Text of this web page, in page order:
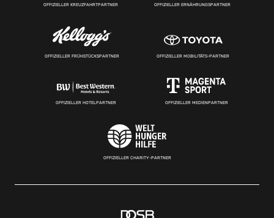
OFFIZIELLER KREUZFAHRTPARTNER OFFIZIELLER ERNÄHRUNGSPARTNER
OFFIZIELLER FRÜHSTÜCKSPARTNER OFFIZIELLER MOBILITÄTS-PARTNER
OFFIZIELLER HOTELPARTNER OFFIZIELLER MEDIENPARTNER
OFFIZIELLER CHARITY-PARTNER